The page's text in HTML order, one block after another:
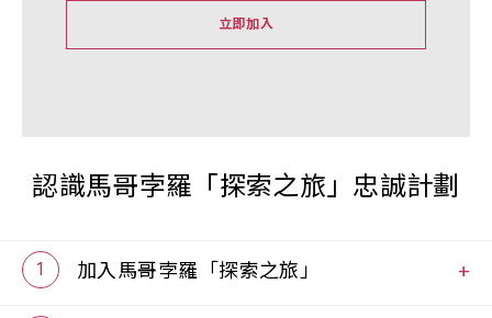
立即加入
認識馬哥孛羅「探索之旅」忠誠計劃
1 加入馬哥孛羅「探索之旅」